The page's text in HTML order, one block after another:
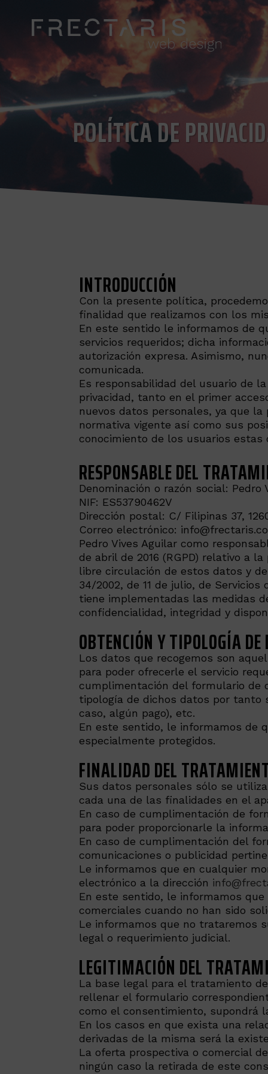
POLÍTICA DE
INTRODUCCIÓN
Con la presente política,
finalidad que realizamos con los
En este sentido le informamos de
servicios requeridos; dicha
autorización expresa. Asimismo,
comunicada.
Es responsabilidad del usuario de
privacidad, tanto en el primer
nuevos datos personales, ya que
normativa vigente así como sus
conocimiento de los usuarios
RESPONSABLE DEL
Denominación o razón social: Pedro
NIF: ES53790462V
Dirección postal: C/ Filipinas 37,
Correo electrónico:
Pedro Vives Aguilar como
de abril de 2016 (RGPD) relativo a
libre circulación de estos datos y
34/2002, de 11 de julio, de
tiene implementadas las medidas
confidencialidad, integridad y
OBTENCIÓN Y TIPOLOGÍA
Los datos que recogemos son
para poder ofrecerle el servicio
cumplimentación del formulario de
tipología de dichos datos por tanto
caso, algún pago), etc.
En este sentido, le informamos de
especialmente protegidos.
FINALIDAD DEL
Sus datos personales sólo se
cada una de las finalidades en el
En caso de cumplimentación de
para poder proporcionarle la
En caso de cumplimentación del
comunicaciones o publicidad
Le informamos que en cualquier
electrónico a la dirección
En este sentido, le informamos que
comerciales cuando no han sido
Le informamos que no trataremos
legal o requerimiento judicial.
LEGITIMACIÓN DEL
La base legal para el tratamiento
rellenar el formulario
como el consentimiento, supondrá
En los casos en que exista una
derivadas de la misma será la
La oferta prospectiva o comercial
ningún caso la retirada de este